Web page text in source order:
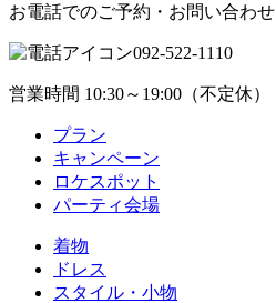
お電話でのご予約・お問い合わせ
092-522-1110
営業時間 10:30～19:00（不定休）
プラン
キャンペーン
ロケスポット
パーティ会場
着物
ドレス
スタイル・小物